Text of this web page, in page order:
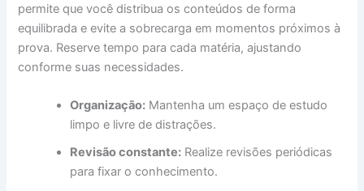
permite que você distribua os conteúdos de forma
equilibrada e evite a sobrecarga em momentos próximos à
prova. Reserve tempo para cada matéria, ajustando
conforme suas necessidades.
Organização: Mantenha um espaço de estudo
limpo e livre de distrações.
Revisão constante: Realize revisões periódicas
para fixar o conhecimento.